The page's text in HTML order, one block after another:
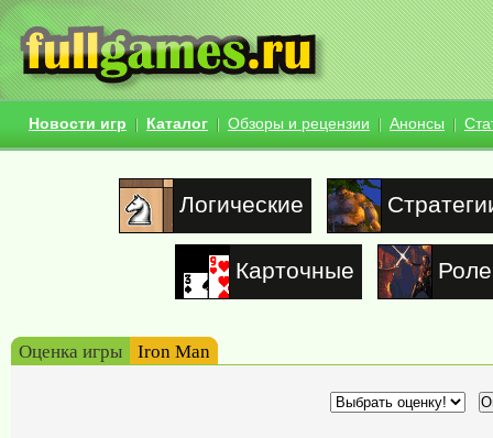
Новости игр Каталог Обзоры и рецензии Анонсы
Логические
Карточные
Оценка игры Iron Man